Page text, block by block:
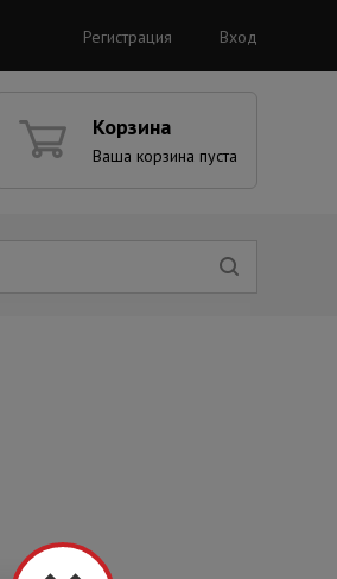
Регистрация Вход
Корзина
Ваша корзина пуста